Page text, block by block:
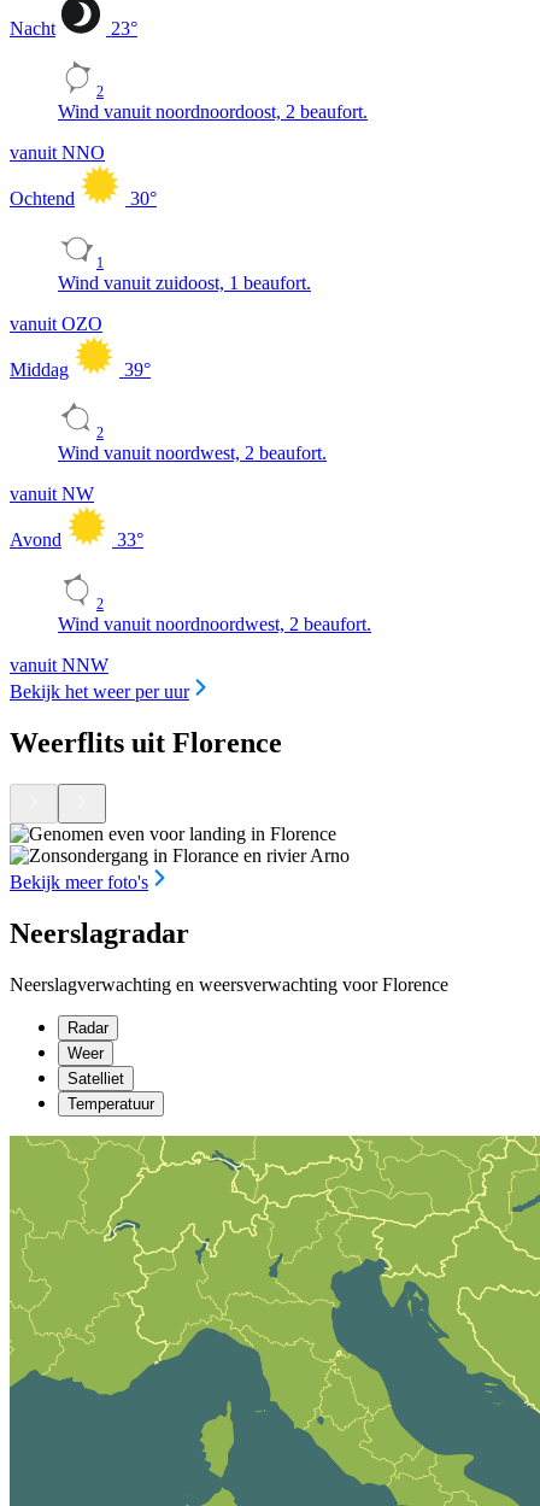
Nacht 23°
2
Wind vanuit noordnoordoost, 2 beaufort.
vanuit NNO
Ochtend 30°
1
Wind vanuit zuidoost, 1 beaufort.
vanuit OZO
Middag 39°
2
Wind vanuit noordwest, 2 beaufort.
vanuit NW
Avond 33°
2
Wind vanuit noordnoordwest, 2 beaufort.
vanuit NNW
Bekijk het weer per uur
Weerflits uit Florence
Bekijk meer foto's
Neerslagradar
Neerslagverwachting en weersverwachting voor Florence
Radar
Weer
Satelliet
Temperatuur